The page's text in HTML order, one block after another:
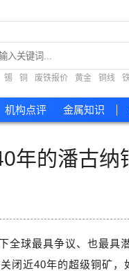
锡 铜 废铁报价 黄金 铜线
机构点评 金属知识
年的潘古纳
全球最具争议、也最
闭近40年的超级铜矿，